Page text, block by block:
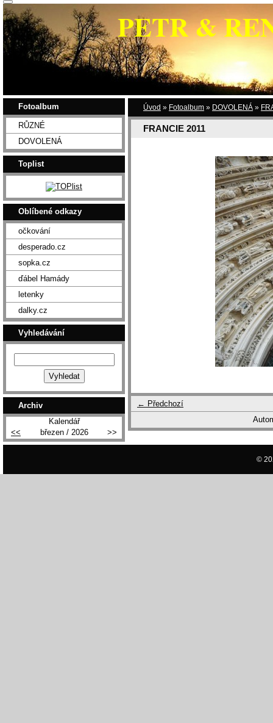
PETR &
Úvod » Fotoalbum » DOVOLENÁ »
FRANCIE 2011
← Předchozí
Fotoalbum
RŮZNÉ
DOVOLENÁ
Toplist
Oblíbené odkazy
očkování
desperado.cz
sopka.cz
ďábel Hamády
letenky
dalky.cz
Vyhledávání
Archiv
Kalendář
<<
březen / 2026 >>
©